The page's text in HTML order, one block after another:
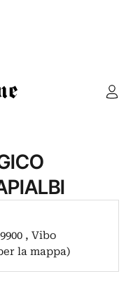
, Vibo
la mappa)